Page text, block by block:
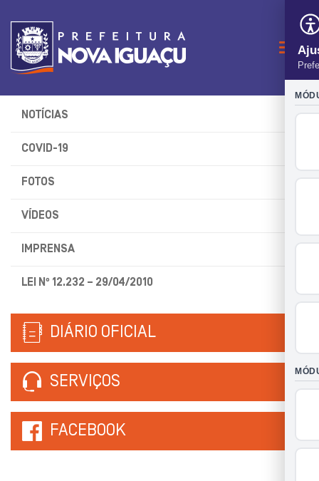
NOTÍCIAS
COVID-19
FOTOS
VÍDEOS
IMPRENSA
LEI Nº 12.232 – 29/04/2010
DIÁRIO OFICIAL
SERVIÇOS
FACEBOOK